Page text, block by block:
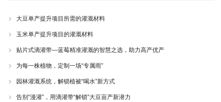
大豆单产提升项目所需的灌溉材料
玉米单产提升项目的灌溉材料
贴片式滴灌带—蓝莓精准灌溉的智慧之选，助力高产优产
为每一株植物，定制一场“专属雨”
园林灌溉系统，解锁植被“喝水”新方式
告别“漫灌”，用滴灌带“解锁”大豆亩产新潜力